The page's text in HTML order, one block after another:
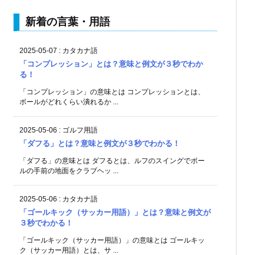
新着の言葉・用語
2025-05-07 : カタカナ語
「コンプレッション」とは？意味と例文が３秒でわか
る！
「コンプレッション」の意味とは コンプレッションとは、
ボールがどれくらい潰れるか ...
2025-05-06 : ゴルフ用語
「ダフる」とは？意味と例文が３秒でわかる！
「ダフる」の意味とは ダフるとは、ルフのスイングでボー
ルの手前の地面をクラブヘッ ...
2025-05-06 : カタカナ語
「ゴールキック（サッカー用語）」とは？意味と例文が
３秒でわかる！
「ゴールキック（サッカー用語）」の意味とは ゴールキッ
ク（サッカー用語）とは、サ ...